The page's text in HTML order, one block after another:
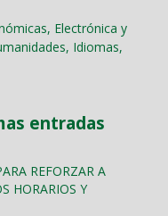
Electrónica y
Idiomas,
entradas
REFORZAR A
HORARIOS Y